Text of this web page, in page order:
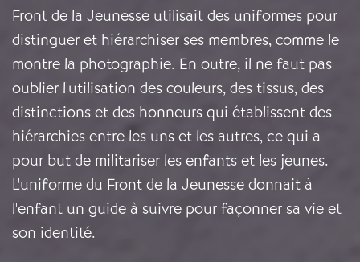
Front de la Jeunesse utilisait des uniformes pour
distinguer et hiérarchiser ses membres, comme le
montre la photographie. En outre, il ne faut pas
oublier l'utilisation des couleurs, des tissus, des
distinctions et des honneurs qui établissent des
hiérarchies entre les uns et les autres, ce qui a
pour but de militariser les enfants et les jeunes.
L'uniforme du Front de la Jeunesse donnait à
l'enfant un guide à suivre pour façonner sa vie et
son identité.